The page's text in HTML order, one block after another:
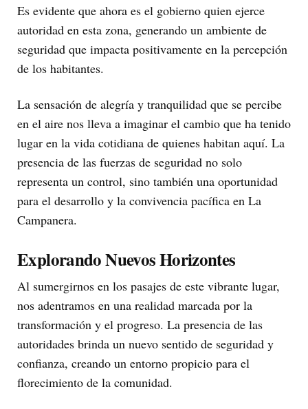
Es evidente que ahora es el gobierno quien ejerce
autoridad en esta zona, generando un ambiente de
seguridad que impacta positivamente en la percepción
de los habitantes.
La sensación de alegría y tranquilidad que se percibe
en el aire nos lleva a imaginar el cambio que ha tenido
lugar en la vida cotidiana de quienes habitan aquí. La
presencia de las fuerzas de seguridad no solo
representa un control, sino también una oportunidad
para el desarrollo y la convivencia pacífica en La
Campanera.
Explorando Nuevos Horizontes
Al sumergirnos en los pasajes de este vibrante lugar,
nos adentramos en una realidad marcada por la
transformación y el progreso. La presencia de las
autoridades brinda un nuevo sentido de seguridad y
confianza, creando un entorno propicio para el
florecimiento de la comunidad.